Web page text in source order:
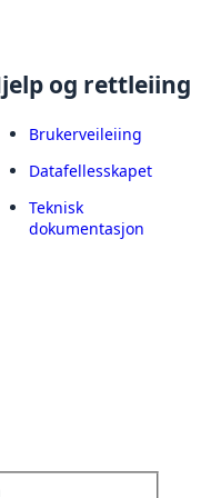
og rettleiing
Brukerveileiing
Datafellesskapet
Teknisk
dokumentasjon